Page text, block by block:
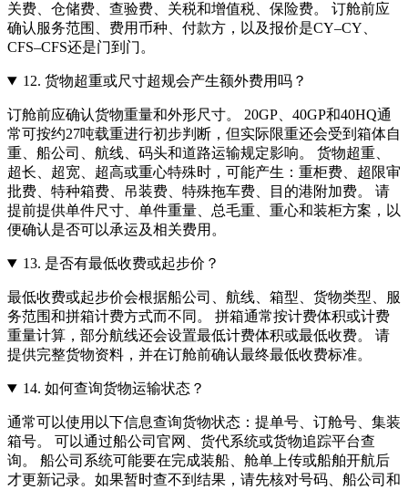
关费、仓储费、查验费、关税和增值税、保险费。 订舱前应
确认服务范围、费用币种、付款方，以及报价是CY–CY、
CFS–CFS还是门到门。
12. 货物超重或尺寸超规会产生额外费用吗？
订舱前应确认货物重量和外形尺寸。 20GP、40GP和40HQ通
常可按约27吨载重进行初步判断，但实际限重还会受到箱体自
重、船公司、航线、码头和道路运输规定影响。 货物超重、
超长、超宽、超高或重心特殊时，可能产生：重柜费、超限审
批费、特种箱费、吊装费、特殊拖车费、目的港附加费。 请
提前提供单件尺寸、单件重量、总毛重、重心和装柜方案，以
便确认是否可以承运及相关费用。
13. 是否有最低收费或起步价？
最低收费或起步价会根据船公司、航线、箱型、货物类型、服
务范围和拼箱计费方式而不同。 拼箱通常按计费体积或计费
重量计算，部分航线还会设置最低计费体积或最低收费。 请
提供完整货物资料，并在订舱前确认最终最低收费标准。
14. 如何查询货物运输状态？
通常可以使用以下信息查询货物状态：提单号、订舱号、集装
箱号。 可以通过船公司官网、货代系统或货物追踪平台查
询。 船公司系统可能要在完成装船、舱单上传或船舶开航后
才更新记录。如果暂时查不到结果，请先核对号码、船公司和